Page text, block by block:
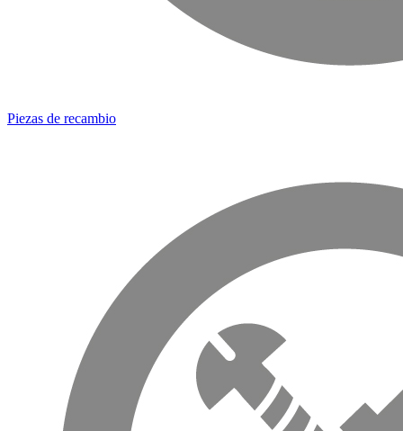
Piezas de recambio